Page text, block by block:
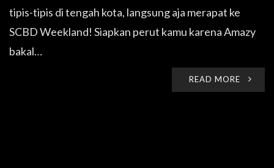
tipis-tipis di tengah kota, langsung aja merapat ke
SCBD Weekland! Siapkan perut kamu karena Amazy
bakal…
READ MORE